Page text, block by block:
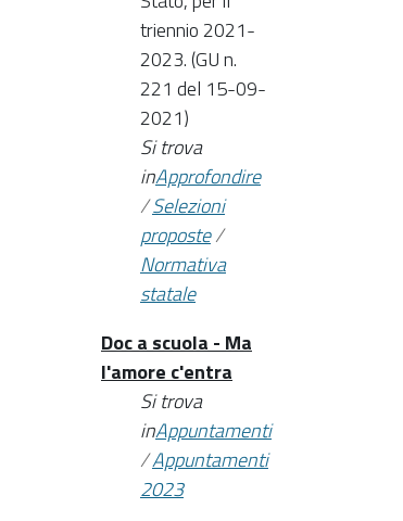
triennio 2021-
2023. (GU n.
221 del 15-09-
2021)
Si trova
inApprofondire
/Selezioni
proposte/
Normativa
statale
Doc a scuola - Ma
l'amore c'entra
Si trova
inAppuntamenti
/Appuntamenti
2023